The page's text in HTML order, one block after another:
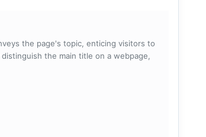
the page's topic, enticing visitors to
the main title on a webpage,